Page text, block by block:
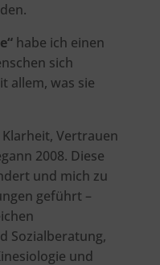
habe ich einen
sich
allem, was sie
Vertrauen
2008. Diese
und mich zu
geführt –
Sozialberatung,
und